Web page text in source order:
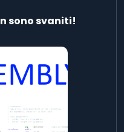
sono svaniti!